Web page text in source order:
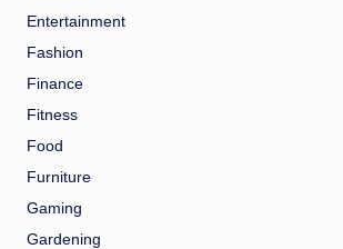
Entertainment
Fashion
Finance
Fitness
Food
Furniture
Gaming
Gardening